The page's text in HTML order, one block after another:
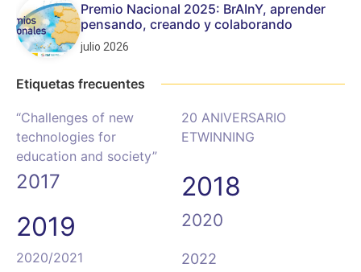
Premio Nacional 2025: BrAInY, aprender
pensando, creando y colaborando
julio 2026
Etiquetas frecuentes
“Challenges of new
technologies for
education and society”
20 ANIVERSARIO
ETWINNING
2017
2018
2019
2020
2020/2021
2022